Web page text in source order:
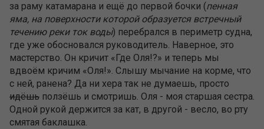
за раму катамарана и ещё до первой бочки (пенная
яма, на поверхности которой образуется встречный
течению реки ток воды) перебрался в периметр судна,
где уже обосновался руководитель. Наверное, это
мастерство. Он кричит «Где Оля!?» и теперь мы
вдвоём кричим «Оля!». Слышу мычание на корме, что
с ней, ранена? Да ни хера так не думаешь, просто
идёшь ползёшь и смотришь. Оля - моя старшая сестра.
Одной рукой держится за кат, в другой - весло, во рту
смятая баклашка.